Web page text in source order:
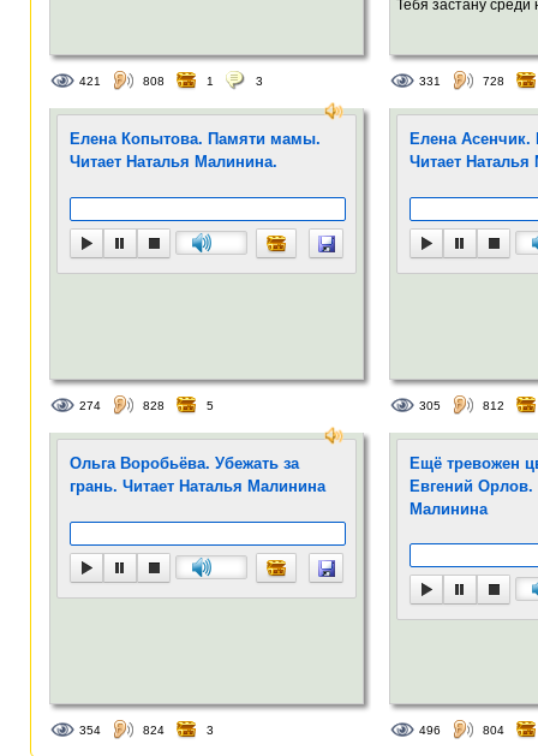
421 808 1 3
Тебя застану среди
331 728
Елена Копытова. Памяти мамы.
Читает Наталья Малинина.
274 828 5
Елена
Читает
305 812
Ольга Воробьёва. Убежать за
грань. Читает Наталья Малинина
354 824 3
Ещё тревожен
Евгений Орлов.
Малинина
496 804